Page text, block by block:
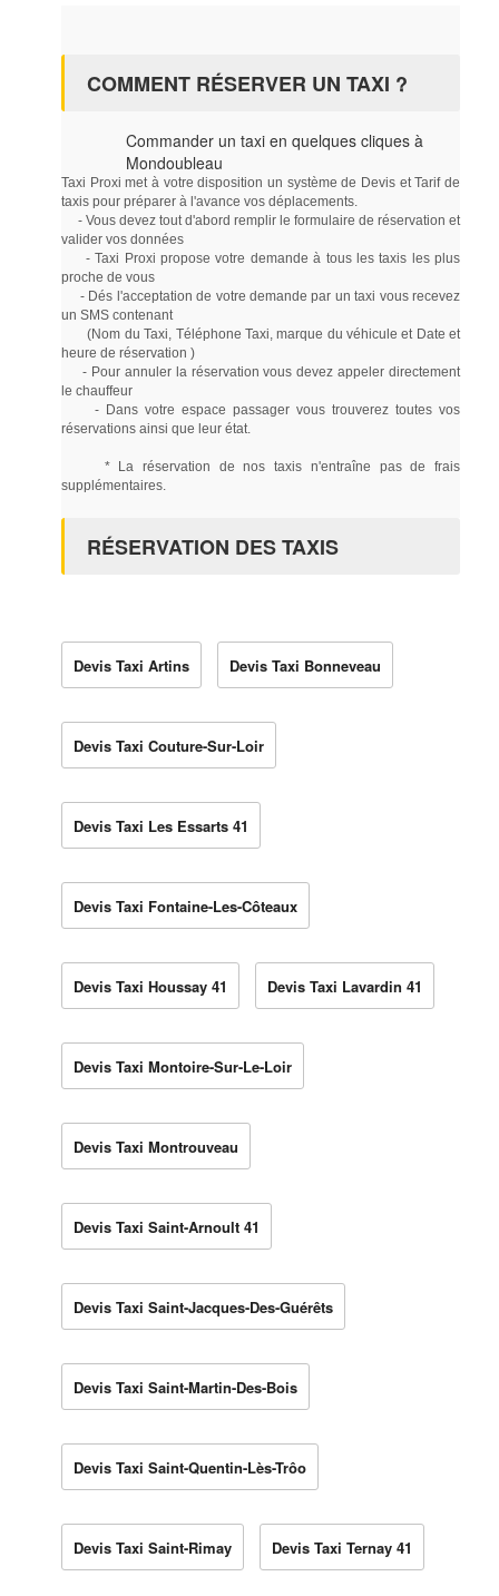
COMMENT RÉSERVER UN TAXI ?
Commander un taxi en quelques cliques à
Mondoubleau
Taxi Proxi met à votre disposition un système de Devis et Tarif de
taxis pour préparer à l'avance vos déplacements.
- Vous devez tout d'abord remplir le formulaire de réservation et
valider vos données
- Taxi Proxi propose votre demande à tous les taxis les plus
proche de vous
- Dés l'acceptation de votre demande par un taxi vous recevez
un SMS contenant
(Nom du Taxi, Téléphone Taxi, marque du véhicule et Date et
heure de réservation )
- Pour annuler la réservation vous devez appeler directement
le chauffeur
- Dans votre espace passager vous trouverez toutes vos
réservations ainsi que leur état.
* La réservation de nos taxis n'entraîne pas de frais
supplémentaires.
RÉSERVATION DES TAXIS
Devis Taxi Artins Devis Taxi Bonneveau
Devis Taxi Couture-Sur-Loir
Devis Taxi Les Essarts 41
Devis Taxi Fontaine-Les-Côteaux
Devis Taxi Houssay 41 Devis Taxi Lavardin 41
Devis Taxi Montoire-Sur-Le-Loir
Devis Taxi Montrouveau
Devis Taxi Saint-Arnoult 41
Devis Taxi Saint-Jacques-Des-Guérêts
Devis Taxi Saint-Martin-Des-Bois
Devis Taxi Saint-Quentin-Lès-Trôo
Devis Taxi Saint-Rimay Devis Taxi Ternay 41